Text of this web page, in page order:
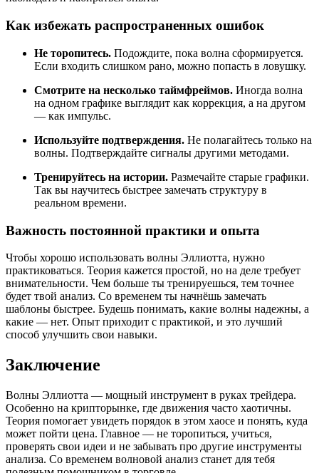
Как избежать распространенных ошибок
Не торопитесь. Подождите, пока волна сформируется.
Если входить слишком рано, можно попасть в ловушку.
Смотрите на несколько таймфреймов. Иногда волна
на одном графике выглядит как коррекция, а на другом
— как импульс.
Используйте подтверждения. Не полагайтесь только на
волны. Подтверждайте сигналы другими методами.
Тренируйтесь на истории. Размечайте старые графики.
Так вы научитесь быстрее замечать структуру в
реальном времени.
Важность постоянной практики и опыта
Чтобы хорошо использовать волны Эллиотта, нужно
практиковаться. Теория кажется простой, но на деле требует
внимательности. Чем больше ты тренируешься, тем точнее
будет твой анализ. Со временем ты начнёшь замечать
шаблоны быстрее. Будешь понимать, какие волны надежны, а
какие — нет. Опыт приходит с практикой, и это лучший
способ улучшить свои навыки.
Заключение
Волны Эллиотта — мощный инструмент в руках трейдера.
Особенно на крипторынке, где движения часто хаотичны.
Теория помогает увидеть порядок в этом хаосе и понять, куда
может пойти цена. Главное — не торопиться, учиться,
проверять свои идеи и не забывать про другие инструменты
анализа. Со временем волновой анализ станет для тебя